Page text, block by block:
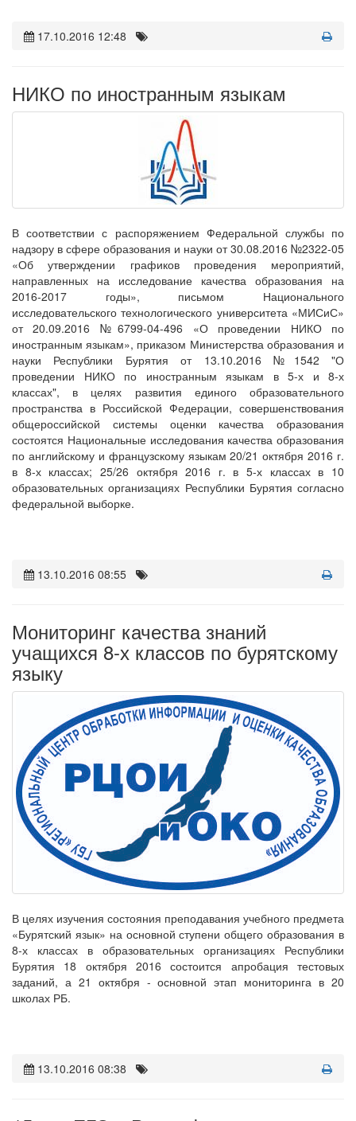
17.10.2016 12:48
НИКО по иностранным языкам
В соответствии с распоряжением Федеральной службы по
надзору в сфере образования и науки от 30.08.2016 №2322-05
«Об утверждении графиков проведения мероприятий,
направленных на исследование качества образования на
2016-2017 годы», письмом Национального
исследовательского технологического университета «МИСиС»
от 20.09.2016 №6799-04-496 «О проведении НИКО по
иностранным языкам», приказом Министерства образования и
науки Республики Бурятия от 13.10.2016 №1542 "О
проведении НИКО по иностранным языкам в 5-х и 8-х
классах", в целях развития единого образовательного
пространства в Российской Федерации, совершенствования
общероссийской системы оценки качества образования
состоятся Национальные исследования качества образования
по английскому и французскому языкам 20/21 октября 2016 г.
в 8-х классах; 25/26 октября 2016 г. в 5-х классах в 10
образовательных организациях Республики Бурятия согласно
федеральной выборке.
13.10.2016 08:55
Мониторинг качества знаний
учащихся 8-х классов по бурятскому
языку
В целях изучения состояния преподавания учебного предмета
«Бурятский язык» на основной ступени общего образования в
8-х классах в образовательных организациях Республики
Бурятия 18 октября 2016 состоится апробация тестовых
заданий, а 21 октября - основной этап мониторинга в 20
школах РБ.
13.10.2016 08:38